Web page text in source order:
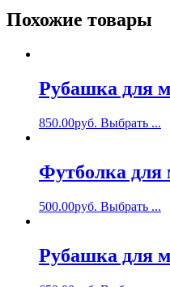
Похожие товары
Рубашка для
850.00руб. Выбрать ...
Футболка для
500.00руб. Выбрать ...
Рубашка для